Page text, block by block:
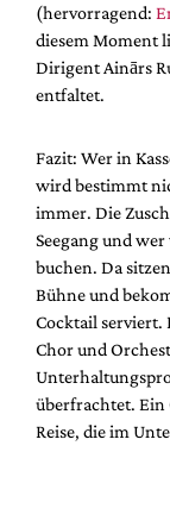
(hervorragend:
diesem Moment
Dirigent Ainārs
entfaltet.
Fazit: Wer in
wird bestimmt
immer. Die
Seegang und
buchen. Da
Bühne und
Cocktail serviert.
Chor und
überfrachtet. Ein
Reise, die im